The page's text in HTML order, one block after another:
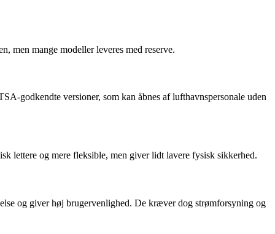
men mange modeller leveres med reserve.
godkendte versioner, som kan åbnes af lufthavnspersonale uden
lettere og mere fleksible, men giver lidt lavere fysisk sikkerhed.
og giver høj brugervenlighed. De kræver dog strømforsyning og